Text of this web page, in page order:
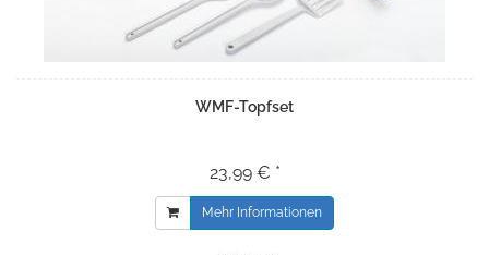
WMF-Topfset
23,99 € *
Mehr Informationen